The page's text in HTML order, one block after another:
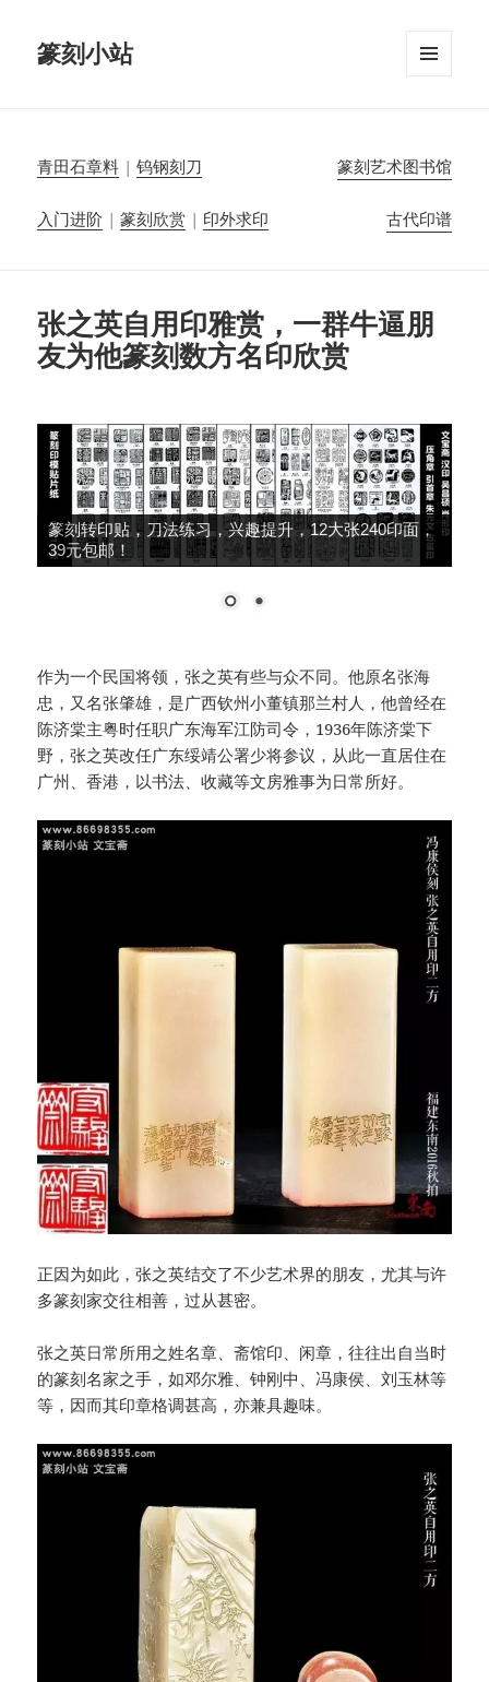
篆刻小站
青田石章料 |钨钢刻刀 篆刻艺术图书馆
入门进阶 |篆刻欣赏 | 印外求印 古代印谱
张之英自用印雅赏，一群牛逼朋
友为他篆刻数方名印欣赏
篆刻转印贴，刀法练习，兴趣提升，12大张240印面，
39元包邮！
作为一个民国将领，张之英有些与众不同。他原名张海
忠，又名张肇雄，是广西钦州小董镇那兰村人，他曾经在
陈济棠主粤时任职广东海军江防司令，1936年陈济棠下
野，张之英改任广东绥靖公署少将参议，从此一直居住在
广州、香港，以书法、收藏等文房雅事为日常所好。
正因为如此，张之英结交了不少艺术界的朋友，尤其与许
多篆刻家交往相善，过从甚密。
张之英日常所用之姓名章、斋馆印、闲章，往往出自当时
的篆刻名家之手，如邓尔雅、钟刚中、冯康侯、刘玉林等
等，因而其印章格调甚高，亦兼具趣味。